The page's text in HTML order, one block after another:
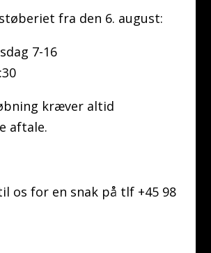
fra den 6. august:
7-16
kræver altid
aftale.
os for en snak på tlf +45 98